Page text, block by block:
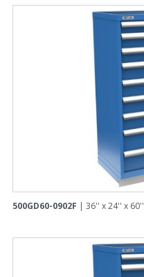
500GD60-0902F | 36'' x 24'' x 60''